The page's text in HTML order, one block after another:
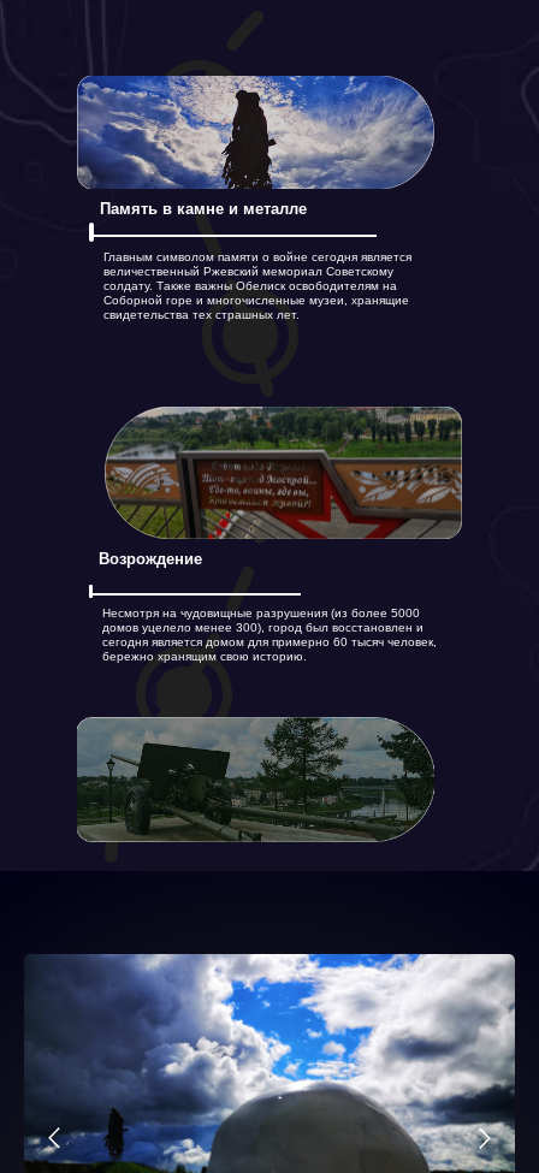
Возрождение
Память в камне и металле
Несмотря на чудовищные разрушения (из более 5000
домов уцелело менее 300), город был восстановлен и
сегодня является домом для примерно 60 тысяч человек,
бережно хранящим свою историю.
Главным символом памяти о войне сегодня является
величественный Ржевский мемориал Советскому
солдату. Также важны Обелиск освободителям на
Соборной горе и многочисленные музеи, хранящие
свидетельства тех страшных лет.
Путешествия
ЗАПОВЕДНИКИ
И ПАРКИ
РЕГИОНЫ
Подробнее